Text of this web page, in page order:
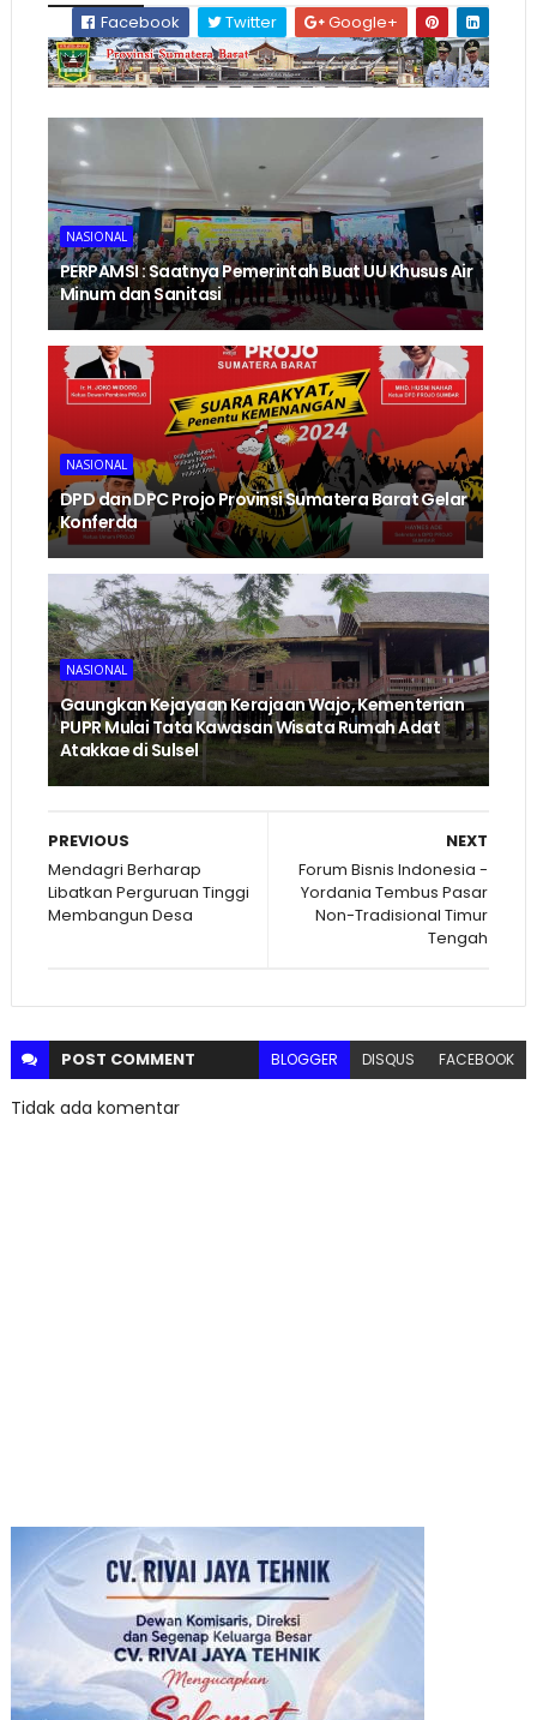
Facebook Twitter Google+
NASIONAL
PERPAMSI : Saatnya Pemerintah Buat UU Khusus Air
Minum dan Sanitasi
NASIONAL
DPD dan DPC Projo Provinsi Sumatera Barat Gelar
Konferda
NASIONAL
Gaungkan Kejayaan Kerajaan Wajo, Kementerian
PUPR Mulai Tata Kawasan Wisata Rumah Adat
Atakkae di Sulsel
NEXT
Forum Bisnis Indonesia -
Yordania Tembus Pasar
Non-Tradisional Timur
Tengah
PREVIOUS
Mendagri Berharap
Libatkan Perguruan Tinggi
Membangun Desa
POST COMMENT BLOGGER DISQUS FACEBOOK
Tidak ada komentar